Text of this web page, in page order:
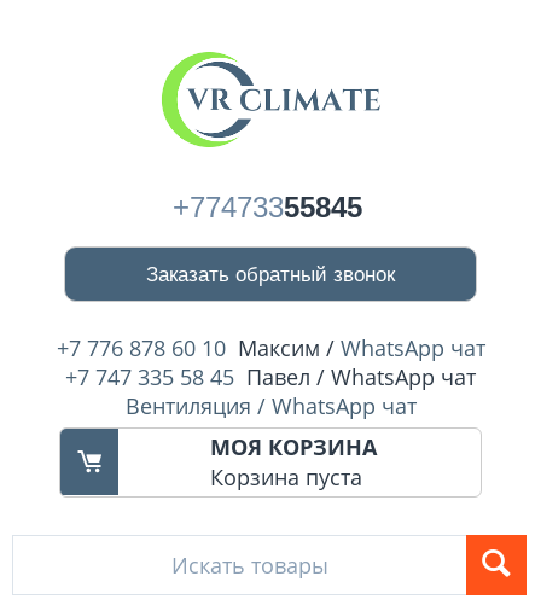
+77473355845
Заказать обратный звонок
+7 776 878 60 10 Максим / WhatsApp чат
+7 747 335 58 45 Павел / WhatsApp чат
Вентиляция / WhatsApp чат
МОЯ КОРЗИНА
Корзина пуста